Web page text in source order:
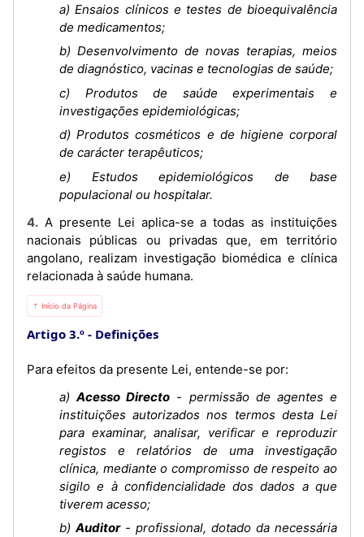
a) Ensaios clínicos e testes de bioequivalência
de medicamentos;
b) Desenvolvimento de novas terapias, meios
de diagnóstico, vacinas e tecnologias de saúde;
c) Produtos de saúde experimentais e
investigações epidemiológicas;
d) Produtos cosméticos e de higiene corporal
de carácter terapêuticos;
e) Estudos epidemiológicos de base
populacional ou hospitalar.
4. A presente Lei aplica-se a todas as instituições
nacionais públicas ou privadas que, em território
angolano, realizam investigação biomédica e clínica
relacionada à saúde humana.
⇡ Início da Página
Artigo 3.º Definições
Para efeitos da presente Lei, entende-se por:
a)Acesso Directo - permissão de agentes e
instituições autorizados nos termos desta Lei
para examinar, analisar, verificar e reproduzir
registos e relatórios de uma investigação
clínica, mediante o compromisso de respeito ao
sigilo e à confidencialidade dos dados a que
tiverem acesso;
b)Auditor- profissional, dotado da necessária